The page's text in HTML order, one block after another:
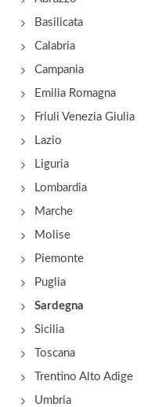
Museo del Rame e
piazza San Giuseppe
Basilicata
Calabria
Campania
Emilia Romagna
Friuli Venezia Giulia
Lazio
Liguria
Lombardia
Marche
Molise
Piemonte
Puglia
Sardegna
Sicilia
Toscana
Trentino Alto Adige
Umbria